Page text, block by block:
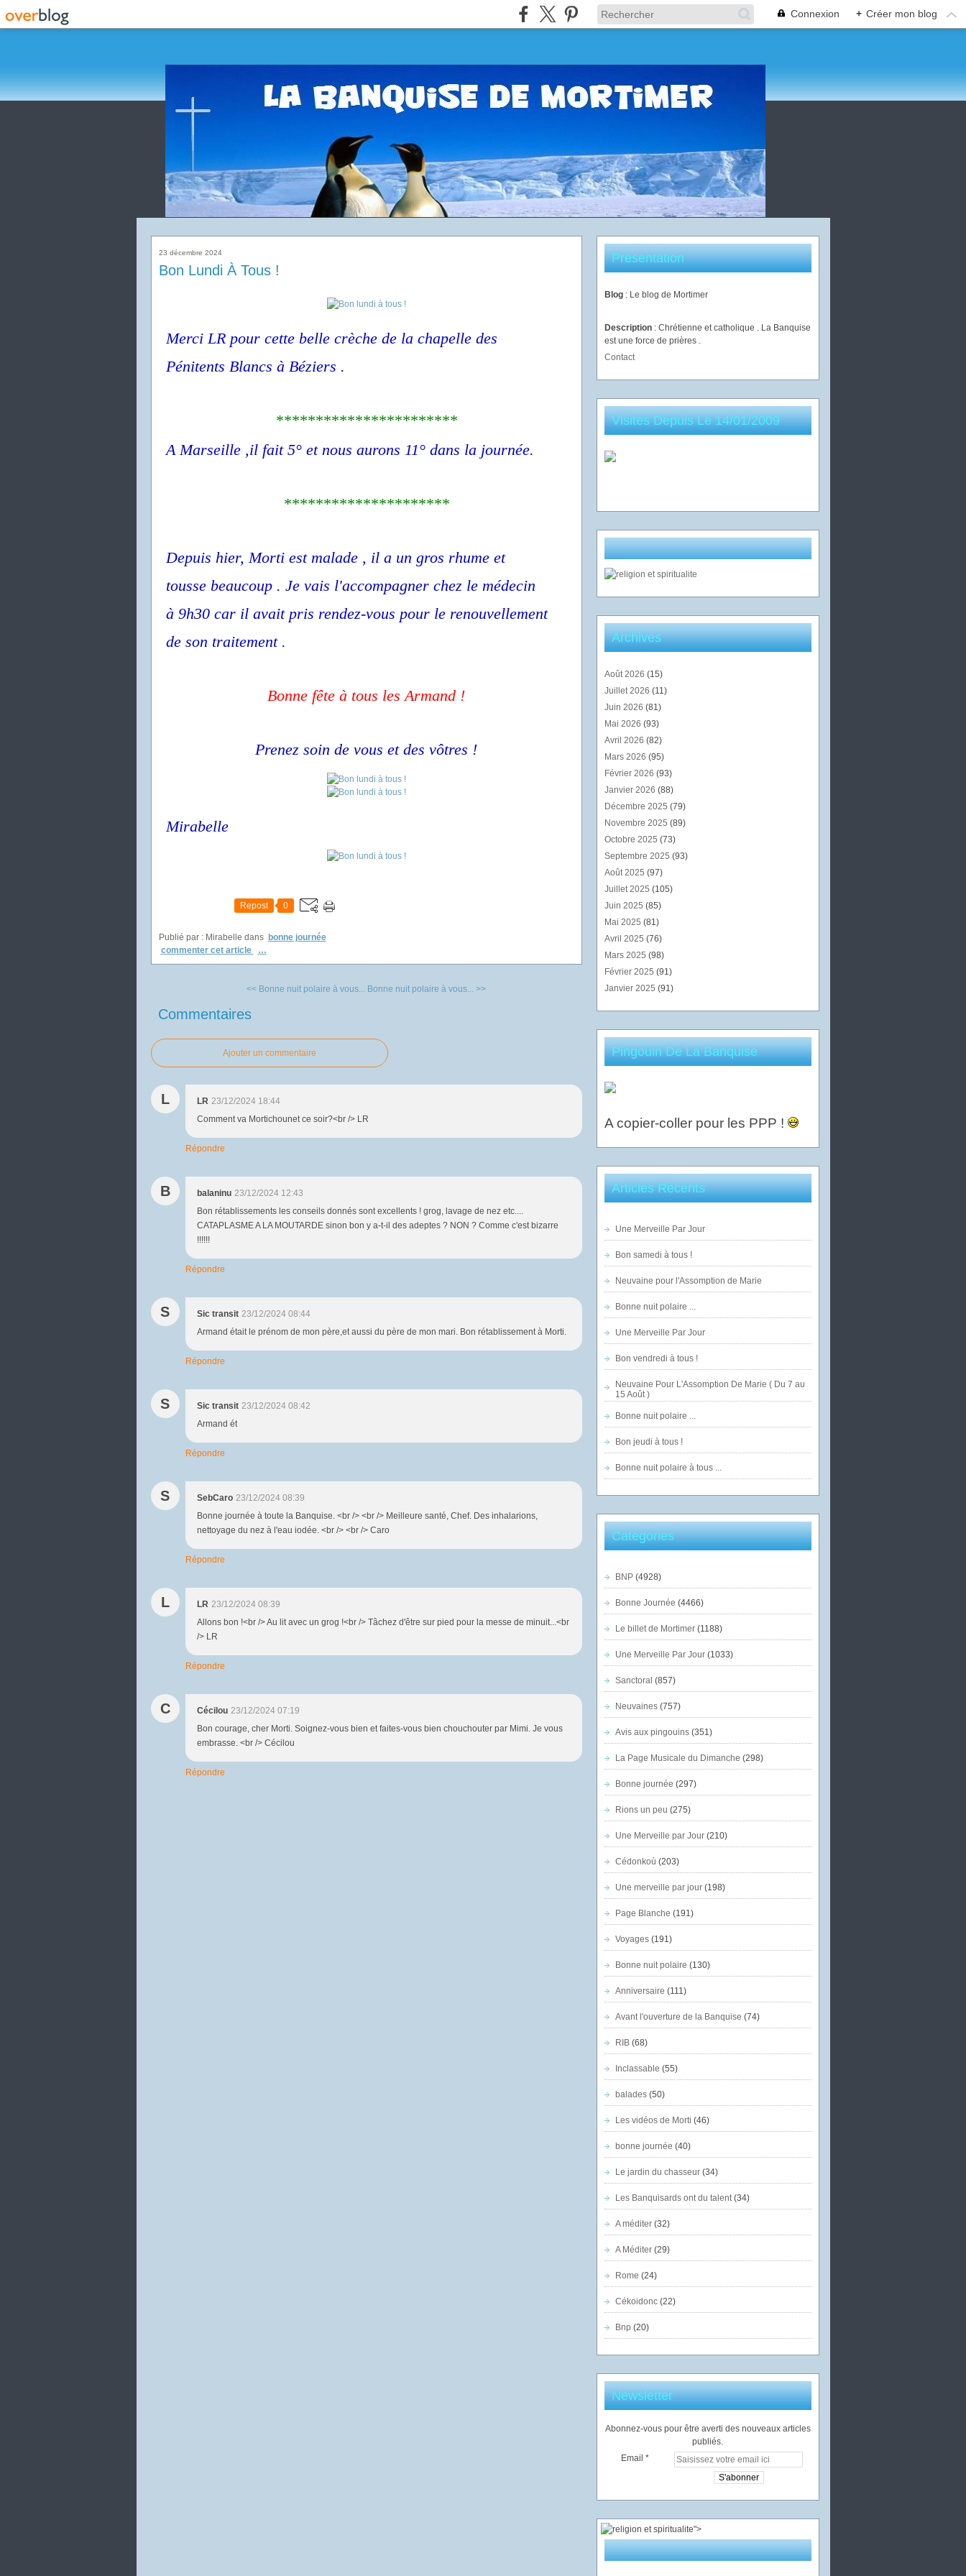
Connexion + Créer mon blog
23 décembre 2024
Bon Lundi À Tous !
Merci LR pour cette belle crèche de la chapelle des
Pénitents Blancs à Béziers .
***********************
A Marseille ,il fait 5° et nous aurons 11° dans la journée.
*********************
Depuis hier, Morti est malade , il a un gros rhume et
tousse beaucoup . Je vais l'accompagner chez le médecin
à 9h30 car il avait pris rendez-vous pour le renouvellement
de son traitement .
Bonne fête à tous les Armand !
Prenez soin de vous et des vôtres !
Mirabelle
Repost 0
Publié par : Mirabelle dans bonne journée
commenter cet article
…
<< Bonne nuit polaire à vous... Bonne nuit polaire à vous... >>
Commentaires
Ajouter un commentaire
L LR 23/12/2024 18:44
Comment va Mortichounet ce soir?<br /> LR
Répondre
B balaninu 23/12/2024 12:43
Bon rétablissements les conseils donnés sont excellents ! grog, lavage de nez etc....
CATAPLASME A LA MOUTARDE sinon bon y a-t-il des adeptes ? NON ? Comme c'est bizarre
!!!!!!
Répondre
S Sic transit 23/12/2024 08:44
Armand était le prénom de mon père,et aussi du père de mon mari. Bon rétablissement à Morti.
Répondre
S Sic transit 23/12/2024 08:42
Armand ét
Répondre
S SebCaro 23/12/2024 08:39
Bonne journée à toute la Banquise. <br /> <br /> Meilleure santé, Chef. Des inhalarions,
nettoyage du nez à l'eau iodée. <br /> <br /> Caro
Répondre
L LR 23/12/2024 08:39
Allons bon !<br /> Au lit avec un grog !<br /> Tâchez d'être sur pied pour la messe de minuit...<br
/> LR
Répondre
C Cécilou 23/12/2024 07:19
Bon courage, cher Morti. Soignez-vous bien et faites-vous bien chouchouter par Mimi. Je vous
embrasse. <br /> Cécilou
Répondre
Présentation
Blog : Le blog de Mortimer
Description : Chrétienne et catholique . La Banquise
est une force de prières .
Contact
Visites Depuis Le 14/01/2009
Archives
Août 2026 (15)
Juillet 2026 (11)
Juin 2026 (81)
Mai 2026 (93)
Avril 2026 (82)
Mars 2026 (95)
Février 2026 (93)
Janvier 2026 (88)
Décembre 2025 (79)
Novembre 2025 (89)
Octobre 2025 (73)
Septembre 2025 (93)
Août 2025 (97)
Juillet 2025 (105)
Juin 2025 (85)
Mai 2025 (81)
Avril 2025 (76)
Mars 2025 (98)
Février 2025 (91)
Janvier 2025 (91)
Pingouin De La Banquise
A copier-coller pour les PPP !
Articles Récents
Une Merveille Par Jour
Bon samedi à tous !
Neuvaine pour l'Assomption de Marie
Bonne nuit polaire ...
Une Merveille Par Jour
Bon vendredi à tous !
Neuvaine Pour L'Assomption De Marie ( Du 7 au
15 Août )
Bonne nuit polaire ...
Bon jeudi à tous !
Bonne nuit polaire à tous ...
Catégories
BNP(4928)
Bonne Journée (4466)
Le billet de Mortimer(1188)
Une Merveille Par Jour(1033)
Sanctoral (857)
Neuvaines(757)
Avis aux pingouins(351)
La Page Musicale du Dimanche (298)
Bonne journée (297)
Rions un peu (275)
Une Merveille par Jour(210)
Cédonkoù (203)
Une merveille par jour(198)
Page Blanche (191)
Voyages(191)
Bonne nuit polaire (130)
Anniversaire (111)
Avant l'ouverture de la Banquise (74)
RIB(68)
Inclassable (55)
balades(50)
Les vidéos de Morti (46)
bonne journée (40)
Le jardin du chasseur(34)
Les Banquisards ont du talent(34)
A méditer(32)
A Méditer(29)
Rome (24)
Cékoidonc(22)
Bnp (20)
Newsletter
Abonnez-vous pour être averti des nouveaux articles
publiés.
Email
">